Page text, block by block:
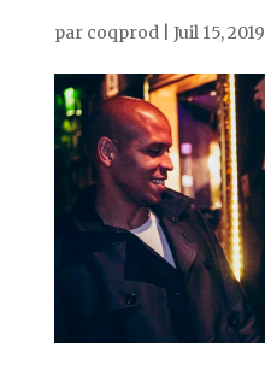
par coqprod| Juil 15, 2019